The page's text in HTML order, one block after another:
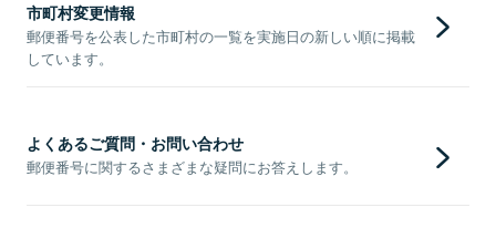
市町村変更情報
郵便番号を公表した市町村の一覧を実施日の新しい順に掲載
しています。
よくあるご質問・お問い合わせ
郵便番号に関するさまざまな疑問にお答えします。